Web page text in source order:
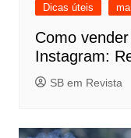
Dicas úteis
Como
Instagram:
SB em Revista